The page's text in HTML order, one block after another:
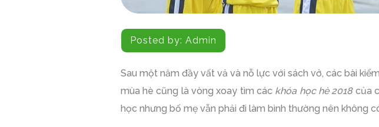
Posted by: Admin
Sau một năm đầy vất vả và nỗ lực với sách vở, các bài
mùa hè cũng là vòng xoay tìm các khóa học hè 2018của
học nhưng bố mẹ vẫn phải đi làm bình thường nên không